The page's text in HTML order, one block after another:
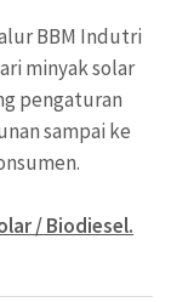
BBM Indutri
minyak solar
pengaturan
sampai ke
/ Biodiesel.